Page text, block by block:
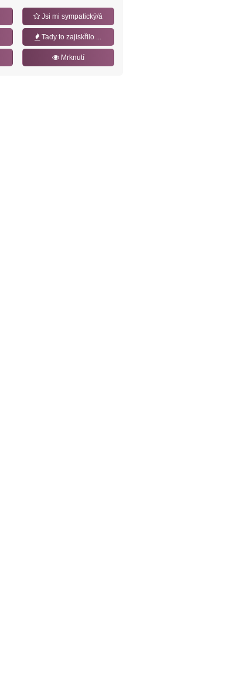
Jsi mi sympatický/á
Tady to zajiskřilo ...
Mrknutí